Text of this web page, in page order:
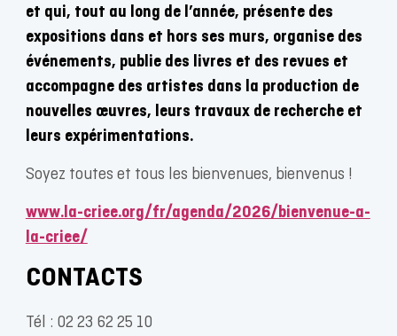
et qui, tout au long de l’année, présente des
expositions dans et hors ses murs, organise des
événements, publie des livres et des revues et
accompagne des artistes dans la production de
nouvelles œuvres, leurs travaux de recherche et
leurs expérimentations.
Soyez toutes et tous les bienvenues, bienvenus !
www.la-criee.org/fr/agenda/2026/bienvenue-a-
la-criee/
CONTACTS
Tél : 02 23 62 25 10